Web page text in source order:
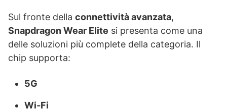
Sul fronte della connettività avanzata,
Snapdragon Wear Elite si presenta come una
delle soluzioni più complete della categoria. Il
chip supporta:
5G
Wi-Fi